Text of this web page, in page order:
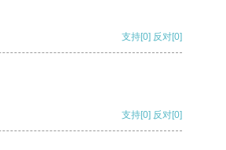
支持[0] 反对[0]
支持[0] 反对[0]